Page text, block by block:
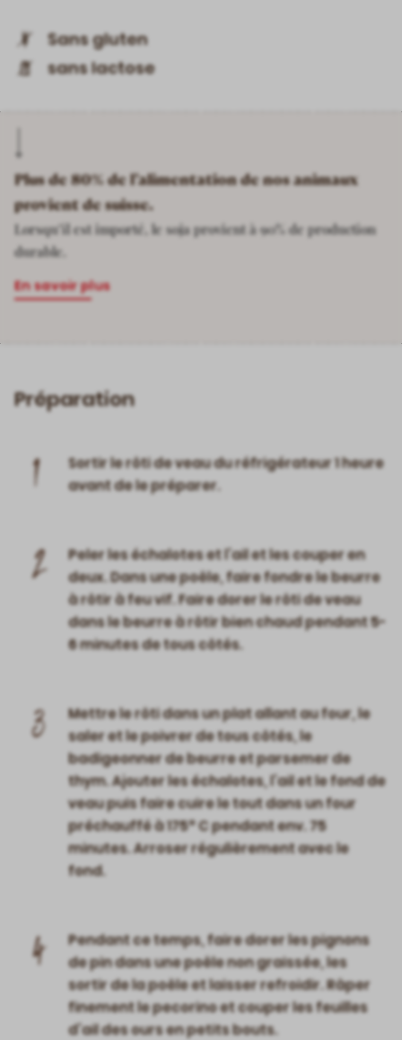
Sans gluten
sans lactose
Plus de 80% de l’alimentation de nos animaux
provient de suisse.
Lorsqu’il est importé, le soja provient à 90% de production
durable.
En savoir plus
Préparation
1
Sortir le rôti de veau du réfrigérateur 1 heure
avant de le préparer.
2
Peler les échalotes et l’ail et les couper en
deux. Dans une poêle, faire fondre le beurre
à rôtir à feu vif. Faire dorer le rôti de veau
dans le beurre à rôtir bien chaud pendant 5-
6 minutes de tous côtés.
3
Mettre le rôti dans un plat allant au four, le
saler et le poivrer de tous côtés, le
badigeonner de beurre et parsemer de
thym. Ajouter les échalotes, l’ail et le fond de
veau puis faire cuire le tout dans un four
préchauffé à 175° C pendant env. 75
minutes. Arroser régulièrement avec le
fond.
4
Pendant ce temps, faire dorer les pignons
de pin dans une poêle non graissée, les
sortir de la poêle et laisser refroidir. Râper
finement le pecorino et couper les feuilles
d’ail des ours en petits bouts.